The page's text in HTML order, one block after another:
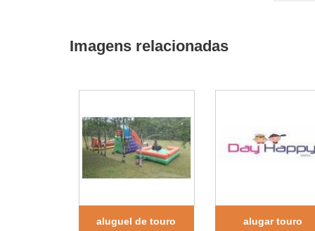
Imagens relacionadas
aluguel de touro
alugar touro